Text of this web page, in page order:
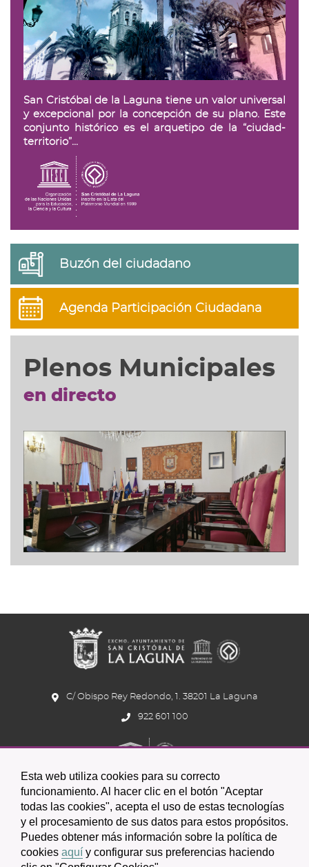
Esta web utiliza cookies para su correcto
funcionamiento. Al hacer clic en el botón "Aceptar
todas las cookies", acepta el uso de estas tecnologías
y el procesamiento de sus datos para estos propósitos.
Puedes obtener más información sobre la política de
cookies aquí y configurar sus preferencias haciendo
San Cristóbal de la Laguna tiene un valor universal
y excepcional por la concepción de su plano. Este
conjunto histórico es el arquetipo de la “ciudad-
territorio”...
Buzón del ciudadano
Agenda Participación Ciudadana
Plenos Municipales
en directo
C/ Obispo Rey Redondo, 1. 38201 La Laguna
922 601 100
Icono
circular
Icono
de
Icono
circular
Icono
de
Icono
circular
Icono
de